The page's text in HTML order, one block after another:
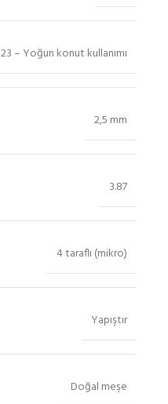
23 – Yoğun konut kullanımı
2,5 mm
3.87
4 taraflı (mikro)
Yapıştır
Doğal meşe